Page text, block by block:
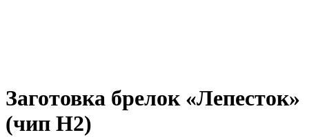
Заготовка брелок «Лепесток»
(чип H2)